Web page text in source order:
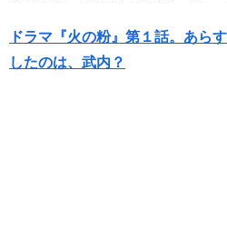
ドラマ『火の粉』第１話。あら
したのは、武内？